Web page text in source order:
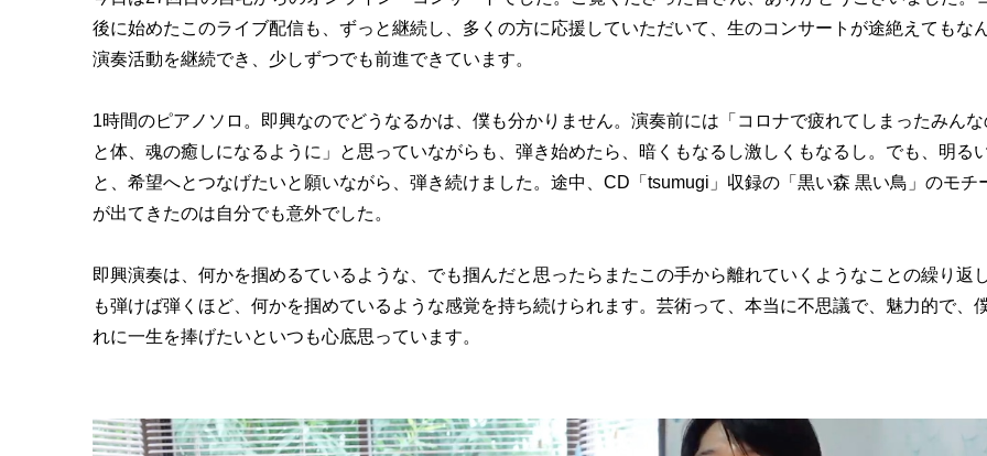
後に始めたこのライブ配信も、ずっと継続し、多くの方に応援していただいて、生のコンサートが途絶えてもな
演奏活動を継続でき、少しずつでも前進できています。
1時間のピアノソロ。即興なのでどうなるかは、僕も分かりません。演奏前には「コロナで疲れてしまったみん
と体、魂の癒しになるように」と思っていながらも、弾き始めたら、暗くもなるし激しくもなるし。でも、明る
と、希望へとつなげたいと願いながら、弾き続けました。途中、CD「tsumugi」収録の「黒い森 黒い鳥」のモチ
が出てきたのは自分でも意外でした。
即興演奏は、何かを掴めるているような、でも掴んだと思ったらまたこの手から離れていくようなことの繰り返
も弾けば弾くほど、何かを掴めているような感覚を持ち続けられます。芸術って、本当に不思議で、魅力的で、
れに一生を捧げたいといつも心底思っています。